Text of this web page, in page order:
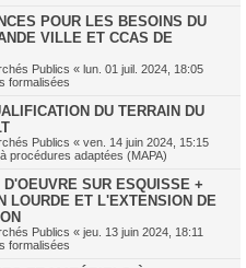
POUR LES BESOINS DU
VILLE ET CCAS DE
Publics « lun. 01 juil. 2024, 18:05
formalisées
DU TERRAIN DU
Publics « ven. 14 juin 2024, 15:15
procédures adaptées (MAPA)
SUR ESQUISSE +
LOURDE ET L'EXTENSION DE
Publics « jeu. 13 juin 2024, 18:11
formalisées